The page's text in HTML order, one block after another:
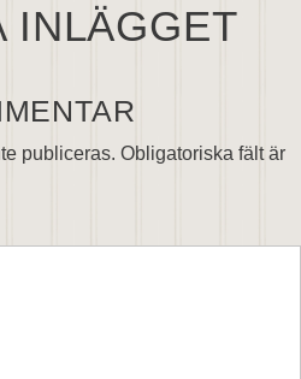
INLÄGGET
publiceras. Obligatoriska fält är